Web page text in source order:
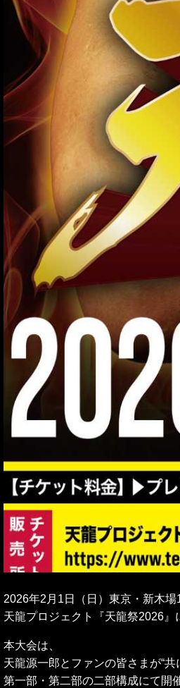
2026年2月1日（日）東京・新木
天龍プロジェクト『天龍祭2026』
本大会は、
天龍源一郎とファンの皆さまが“共
第一部・第二部の二部構成にて開